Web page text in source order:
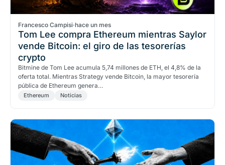
Francesco Campisi·hace un mes
Tom Lee compra Ethereum mientras Saylor
vende Bitcoin: el giro de las tesorerías
crypto
Bitmine de Tom Lee acumula 5,74 millones de ETH, el 4,8% de la
oferta total. Mientras Strategy vende Bitcoin, la mayor tesorería
pública de Ethereum genera…
Ethereum Noticias